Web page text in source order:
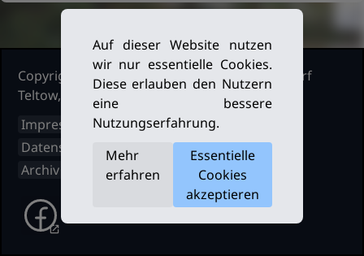
Copyright Ruderclub Kleinmachnow Stahnsdorf
Teltow, 2026. Alle Rechte vorbehalten.
Impressum
Datenschutz
Archiv
Auf dieser Website nutzen
wir nur essentielle Cookies.
Diese erlauben den Nutzern
eine bessere
Nutzungserfahrung.
Mehr
erfahren
Essentielle
Cookies
akzeptieren